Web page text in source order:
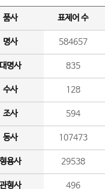
품사 표제어 수
명사 584657
명사 835
수사 128
조사 594
동사 107473
용사 29538
형사 496